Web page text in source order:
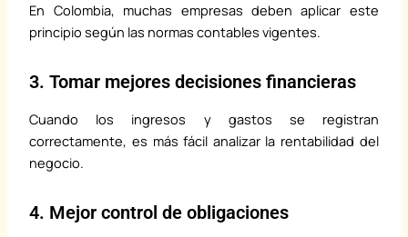
En Colombia, muchas empresas deben aplicar este
principio según las normas contables vigentes.
3. Tomar mejores decisiones financieras
Cuando los ingresos y gastos se registran
correctamente, es más fácil analizar la rentabilidad del
negocio.
4. Mejor control de obligaciones